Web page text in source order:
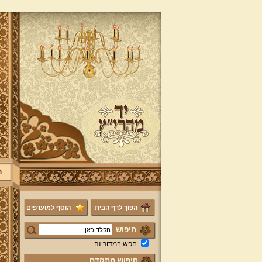
הפוך לדף הבית הוסף למועדפים
חיפוש
חפש במדור זה